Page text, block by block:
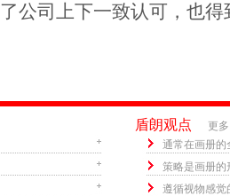
公司上下一致认可，也
盾朗观点
更多
通常在画册的
策略是画册的
遵循视物感觉